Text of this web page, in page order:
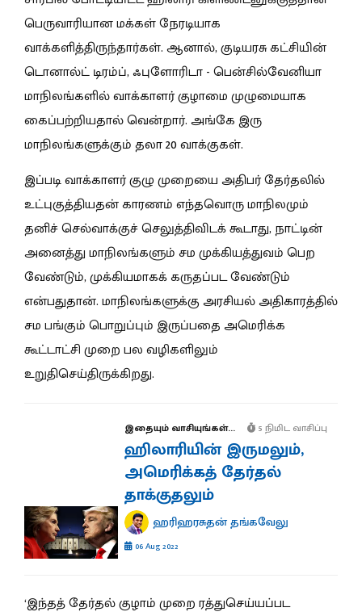
பெருவாரியான மக்கள் நேரடியாக
வாக்களித்திருந்தார்கள். ஆனால், குடியரசு கட்சியின்
டொனால்ட் டிரம்ப், ஃபுளோரிடா - பென்சில்வேனியா
மாநிலங்களில் வாக்காளர் குழாமை முழுமையாக
கைப்பற்றியதால் வென்றார். அங்கே இரு
மாநிலங்களுக்கும் தலா 20 வாக்குகள்.
இப்படி வாக்காளர் குழு முறையை அதிபர் தேர்தலில்
உட்புகுத்தியதன் காரணம் எந்தவொரு மாநிலமும்
தனிச் செல்வாக்குச் செலுத்திவிடக் கூடாது, நாட்டின்
அனைத்து மாநிலங்களும் சம முக்கியத்துவம் பெற
வேண்டும், முக்கியமாகக் கருதப்பட வேண்டும்
என்பதுதான். மாநிலங்களுக்கு அரசியல் அதிகாரத்தில்
சம பங்கும் பொறுப்பும் இருப்பதை அமெரிக்க
கூட்டாட்சி முறை பல வழிகளிலும்
உறுதிசெய்திருக்கிறது.
இதையும் வாசியுங்கள்... 5 நிமிட வாசிப்பு
ஹிலாரியின் இருமலும்,
அமெரிக்கத் தேர்தல்
தாக்குதலும்
ஹரிஹரசுதன் தங்கவேலு
06 Aug 2022
‘இந்தத் தேர்தல் குழாம் முறை ரத்துசெய்யப்பட